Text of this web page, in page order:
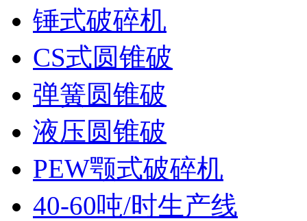
锤式破碎机
CS式圆锥破
弹簧圆锥破
液压圆锥破
PEW颚式破碎机
40-60吨/时生产线